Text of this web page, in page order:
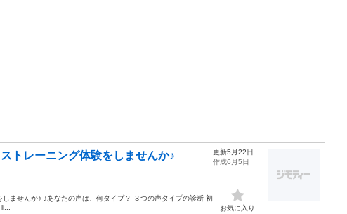
トレーニング体験をしませんか♪
ませんか♪ ♪あなたの声は、何タイプ？ ３つの声タイプの診断 初
更新5月22日
作成6月5日
お気に入り